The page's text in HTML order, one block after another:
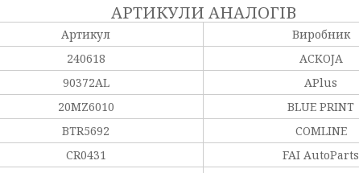
АРТИКУЛИ АНАЛОГІВ
Артикул Виробник
240618 ACKOJA
90372AL APlus
20MZ6010 BLUE PRINT
BTR5692 COMLINE
CR0431 FAI AutoParts